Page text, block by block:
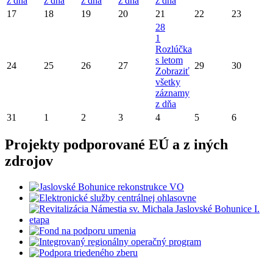
17 18 19 20 21 22 23
24 25 26 27
28
1
Rozlúčka
s letom
Zobraziť
všetky
záznamy
z dňa
29 30
31 1 2 3 4 5 6
Projekty podporované EÚ a z iných
zdrojov